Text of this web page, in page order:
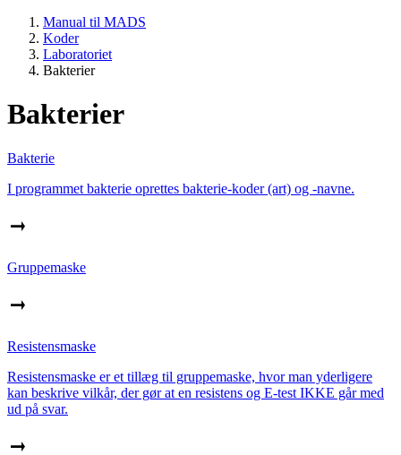
Manual til MADS
Koder
Laboratoriet
Bakterier
Bakterier
Bakterie
I programmet bakterie oprettes bakterie-koder (art) og -navne.
Gruppemaske
Resistensmaske
Resistensmaske er et tillæg til gruppemaske, hvor man yderligere
kan beskrive vilkår, der gør at en resistens og E-test IKKE går med
ud på svar.